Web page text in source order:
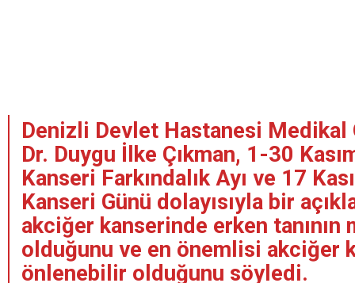
Denizli Devlet Hastanesi Medikal
Dr. Duygu İlke Çıkman, 1-30
Kanseri Farkındalık Ayı ve 17
Kanseri Günü dolayısıyla bir
akciğer kanserinde erken tanının
olduğunu ve en önemlisi akciğer
önlenebilir olduğunu söyledi.